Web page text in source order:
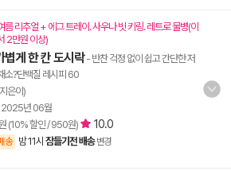
름 리추얼 + 에그 트레이. 사우나 빗 키링. 레트로 물병(이
2만원 이상)
볍게 한 칸 도시락- 반찬 걱정 없이 쉽고 간단한 저
소?단백질 레시피 60
은이)
2025년 06월
(10% 할인 / 950원) 10.0
송 밤 11시 잠들기전 배송 변경